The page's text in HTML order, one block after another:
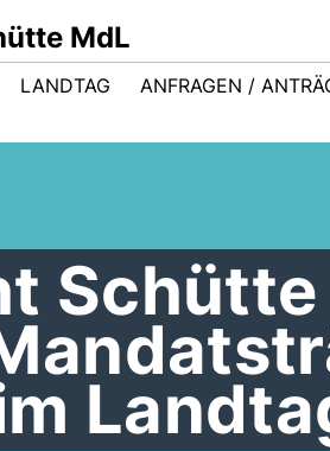
MdL
LANDTAG ANFRAGEN /
Schütte